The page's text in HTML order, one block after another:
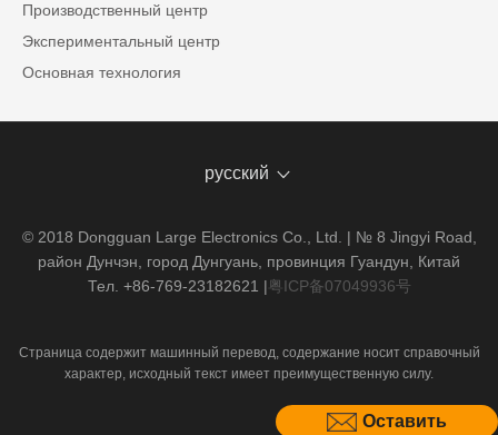
Оставить
Производственный центр
Экспериментальный центр
Основная технология
русский
© 2018 Dongguan Large Electronics Co., Ltd. | № 8 Jingyi Road,
район Дунчэн, город Дунгуань, провинция Гуандун, Китай
Тел. +86-769-23182621 |粤ICP备07049936号
Страница содержит машинный перевод, содержание носит справочный
характер, исходный текст имеет преимущественную силу.